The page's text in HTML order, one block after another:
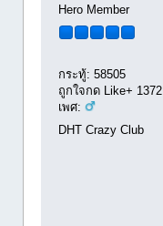
Hero Member
กระทู้: 58505
ถูกใจกด Like+ 1372
เพศ:
DHT Crazy Club